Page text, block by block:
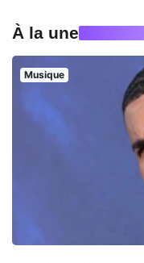
À la une
Musique